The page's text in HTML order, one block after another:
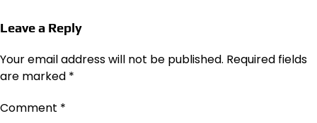
Leave a Reply
Your email address will not be published. Required fields
are marked *
Comment *